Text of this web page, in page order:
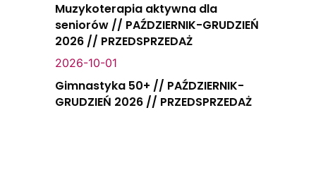
Muzykoterapia aktywna dla
seniorów // PAŹDZIERNIK-GRUDZIEŃ
2026 // PRZEDSPRZEDAŻ
2026-10-01
Gimnastyka 50+ // PAŹDZIERNIK-
GRUDZIEŃ 2026 // PRZEDSPRZEDAŻ